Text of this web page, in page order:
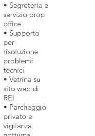
• Segreteria e
servizio drop
office
• Supporto
per
risoluzione
problemi
tecnici
• Vetrina su
sito web di
REI
• Parcheggio
privato e
vigilanza